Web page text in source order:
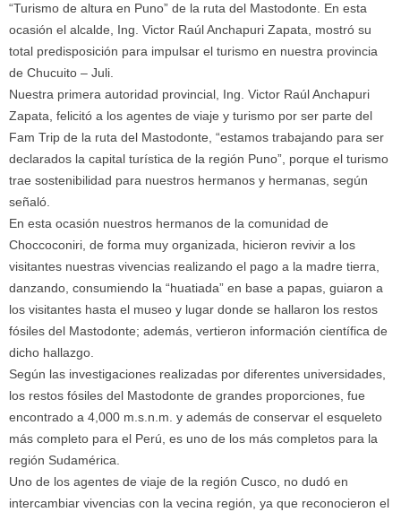
“Turismo de altura en Puno” de la ruta del Mastodonte. En esta
ocasión el alcalde, Ing. Victor Raúl Anchapuri Zapata, mostró su
total predisposición para impulsar el turismo en nuestra provincia
de Chucuito – Juli.
Nuestra primera autoridad provincial, Ing. Victor Raúl Anchapuri
Zapata, felicitó a los agentes de viaje y turismo por ser parte del
Fam Trip de la ruta del Mastodonte, “estamos trabajando para ser
declarados la capital turística de la región Puno”, porque el turismo
trae sostenibilidad para nuestros hermanos y hermanas, según
señaló.
En esta ocasión nuestros hermanos de la comunidad de
Choccoconiri, de forma muy organizada, hicieron revivir a los
visitantes nuestras vivencias realizando el pago a la madre tierra,
danzando, consumiendo la “huatiada” en base a papas, guiaron a
los visitantes hasta el museo y lugar donde se hallaron los restos
fósiles del Mastodonte; además, vertieron información científica de
dicho hallazgo.
Según las investigaciones realizadas por diferentes universidades,
los restos fósiles del Mastodonte de grandes proporciones, fue
encontrado a 4,000 m.s.n.m. y además de conservar el esqueleto
más completo para el Perú, es uno de los más completos para la
región Sudamérica.
Uno de los agentes de viaje de la región Cusco, no dudó en
intercambiar vivencias con la vecina región, ya que reconocieron el